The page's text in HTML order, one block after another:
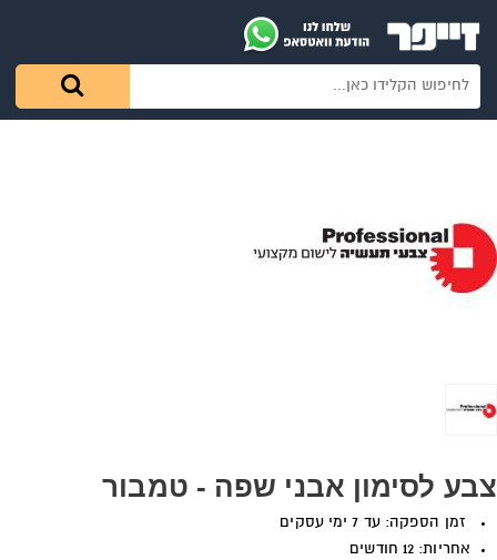
צבע לסימון אבני שפה - טמבור
זמן הספקה: עד 7 ימי עסקים
אחריות: 12 חודשים